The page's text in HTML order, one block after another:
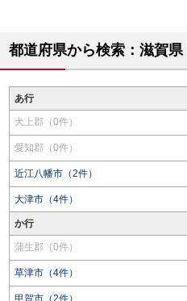
都道府県から検索：滋賀県
あ行
犬上郡（0件）
愛知郡（0件）
近江八幡市（2件）
大津市（4件）
か行
蒲生郡（0件）
草津市（4件）
甲賀市（2件）